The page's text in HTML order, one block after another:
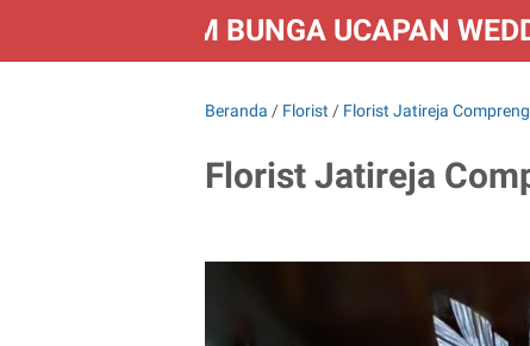
FLORIST KIRIM BUNGA UCAPAN
Beranda / Florist / Florist Jatireja
Florist Jatireja